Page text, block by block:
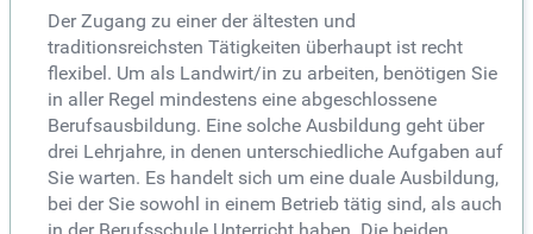
Der Zugang zu einer der ältesten und
traditionsreichsten Tätigkeiten überhaupt ist recht
flexibel. Um als Landwirt/in zu arbeiten, benötigen Sie
in aller Regel mindestens eine abgeschlossene
Berufsausbildung. Eine solche Ausbildung geht über
drei Lehrjahre, in denen unterschiedliche Aufgaben auf
Sie warten. Es handelt sich um eine duale Ausbildung,
bei der Sie sowohl in einem Betrieb tätig sind, als auch